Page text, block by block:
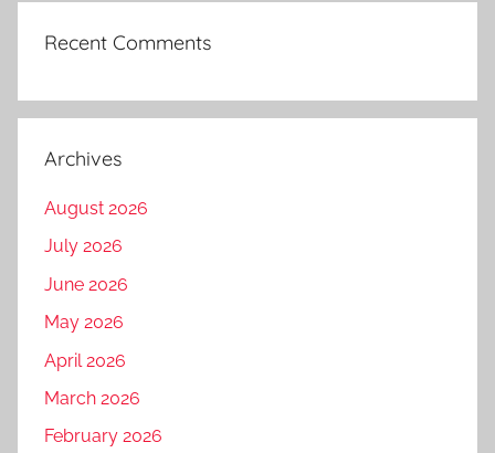
Recent Comments
Archives
August 2026
July 2026
June 2026
May 2026
April 2026
March 2026
February 2026